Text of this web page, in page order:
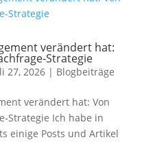
verändert hat:
27, 2026| Blogbeiträge
verändert hat: Von
Ich habe in
einige Posts und Artikel